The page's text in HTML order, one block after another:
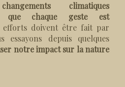
climatiques
que chaque geste est
efforts doivent être fait par
depuis quelques
notre impact sur la nature